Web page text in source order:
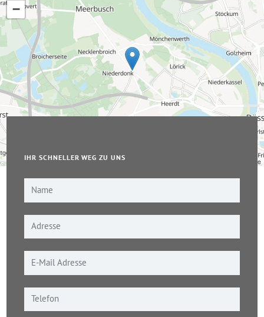
−
© OpenStreetMap-Mitwirkende
IHR SCHNELLER WEG ZU UNS